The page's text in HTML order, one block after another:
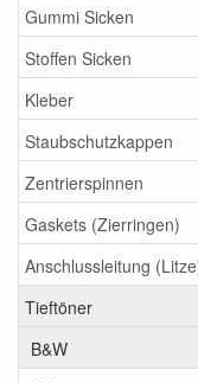
Gummi Sicken
Stoffen Sicken
Kleber
Staubschutzkappen
Zentrierspinnen
Gaskets (Zierringen)
Anschlussleitung
Tieftöner
B&W